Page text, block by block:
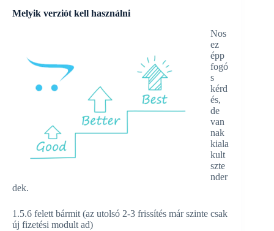
Melyik verziót kell használni
Nos
ez
épp
fogó
s
kérd
és,
de
van
nak
kiala
kult
szte
nder
dek.
1.5.6 felett bármit (az utolsó 2-3 frissítés már szinte csak
új fizetési modult ad)